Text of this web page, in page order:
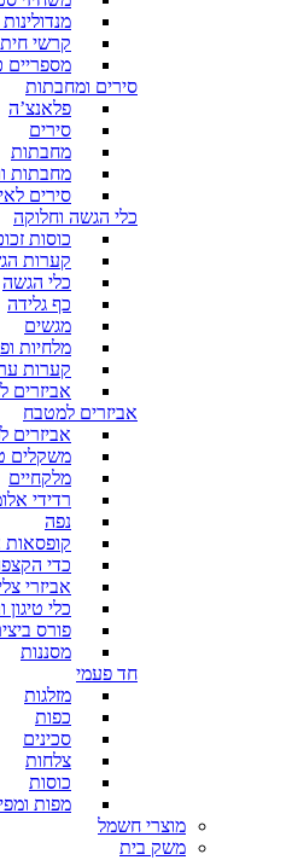
קרשי
מספריים
סירים ומחבתות
פלאנצ’ה
סירים
מחבתות
מחבתות
סירים
כלי הגשה וחלוקה
כוסות
קערות
כלי הגשה
כף גלידה
מגשים
מלחיות
קערות
אביזרים
אביזרים למטבח
אביזרים
משקלים
מלקחיים
רדידי
נפה
קופסאות
כדי
אביזרי
כלי טיגון
פורס
מסננות
חד פעמי
מזלגות
כפות
סכינים
צלחות
כוסות
מפות
מוצרי חשמל
משק בית